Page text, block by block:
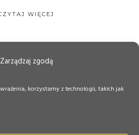
Zarządzaj zgodą
korzystamy z technologii, takich jak
WIĘCEJ